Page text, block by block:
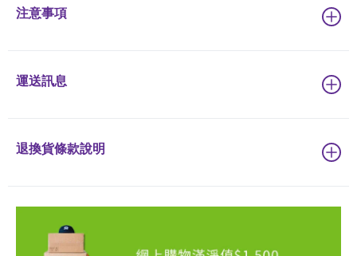
注意事項
運送訊息
退換貨條款說明